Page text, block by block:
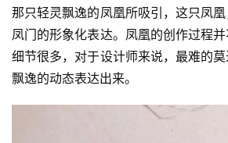
那只轻灵飘逸的凤凰所吸引，这只凤
凤门的形象化表达。凤凰的创作过程
细节很多，对于设计师来说，最难的
飘逸的动态表达出来。